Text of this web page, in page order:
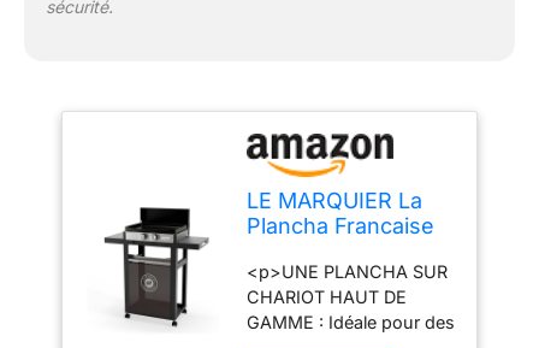
sécurité.
LE MARQUIER La
Plancha Francaise
Edition (Chariot Et
Couvercle Inclus)
<p>UNE PLANCHA SUR
CHARIOT HAUT DE
GAMME : Idéale pour des